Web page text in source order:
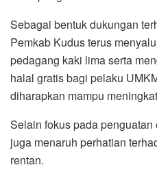
Sebagai bentuk dukungan
Pemkab Kudus terus
pedagang kaki lima serta
halal gratis bagi pelaku
diharapkan mampu
Selain fokus pada penguatan
juga menaruh perhatian
rentan.